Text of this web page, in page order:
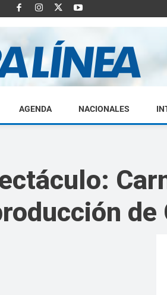
AGENDA NACIONALES
de